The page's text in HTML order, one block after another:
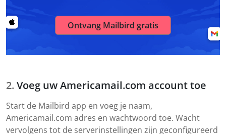
Ontvang Mailbird gratis
Voeg uw Americamail.com account toe
Start de Mailbird app en voeg je naam,
Americamail.com adres en wachtwoord toe. Wacht
vervolgens tot de serverinstellingen zijn geconfigureerd